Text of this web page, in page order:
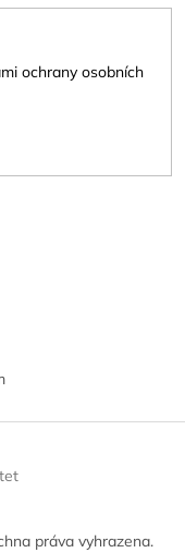
ochrany osobních
práva vyhrazena.